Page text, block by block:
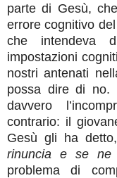
parte di Gesù,
errore cognitivo
che intendeva
impostazioni
nostri antenati
possa dire di no.
davvero
contrario: il
Gesù gli ha
rinuncia e se ne
problema di